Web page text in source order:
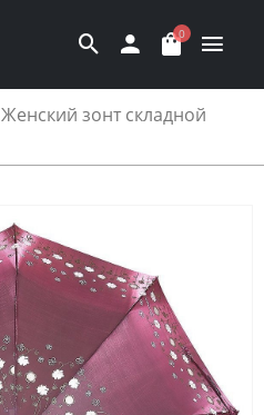
0
Женский зонт складной